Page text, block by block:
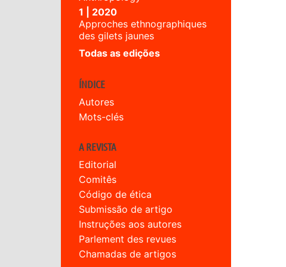
1 | 2020
Approches ethnographiques
des gilets jaunes
Todas as edições
ÍNDICE
Autores
Mots-clés
A REVISTA
Editorial
Comitês
Código de ética
Submissão de artigo
Instruções aos autores
Parlement des revues
Chamadas de artigos